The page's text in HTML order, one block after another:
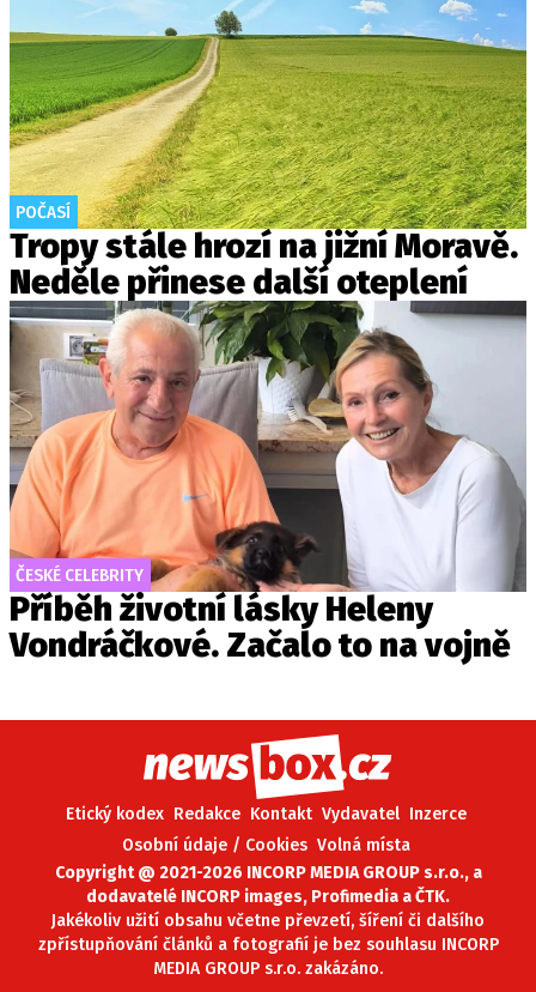
POČASÍ
Tropy stále hrozí na jižní Moravě.
Neděle přinese další oteplení
ČESKÉ CELEBRITY
Příběh životní lásky Heleny
Vondráčkové. Začalo to na vojně
Etický kodex Redakce Kontakt Vydavatel Inzerce
Osobní údaje / Cookies Volná místa
Copyright @ 2021-2026 INCORP MEDIA GROUP s.r.o., a
dodavatelé INCORP images, Profimedia a ČTK.
Jakékoliv užití obsahu včetne převzetí, šíření či dalšího
zpřístupňování článků a fotografií je bez souhlasu INCORP
MEDIA GROUP s.r.o. zakázáno.